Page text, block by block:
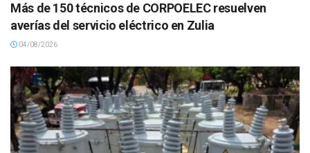
Más de 150 técnicos de CORPOELEC resuelven
averías del servicio eléctrico en Zulia
04/08/2026